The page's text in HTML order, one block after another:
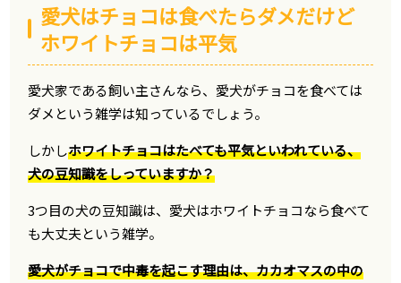
愛犬はチョコは食べたらダメだけど
ホワイトチョコは平気
愛犬家である飼い主さんなら、愛犬がチョコを食べては
ダメという雑学は知っているでしょう。
しかしホワイトチョコはたべても平気といわれている、
犬の豆知識をしっていますか？
3つ目の犬の豆知識は、愛犬はホワイトチョコなら食べて
も大丈夫という雑学。
愛犬がチョコで中毒を起こす理由は、カカオマスの中の